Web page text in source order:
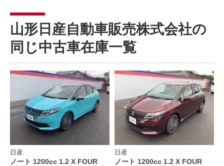
山形日産自動車販売株式会社の
同じ中古車在庫一覧
日産
ノート 1200cc 1.2 X FOUR
日産
ノート 1200cc 1.2 X FOUR